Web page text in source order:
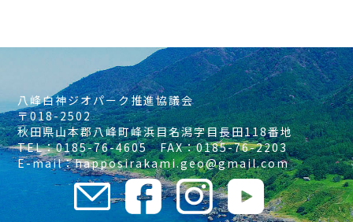
八峰白神ジオパーク推進協議会
〒018-2502
秋田県山本郡八峰町峰浜目名潟字目長田118番地
TEL：0185-76-4605 FAX：0185-76-2203
E-mail：happosirakami.geo@gmail.com